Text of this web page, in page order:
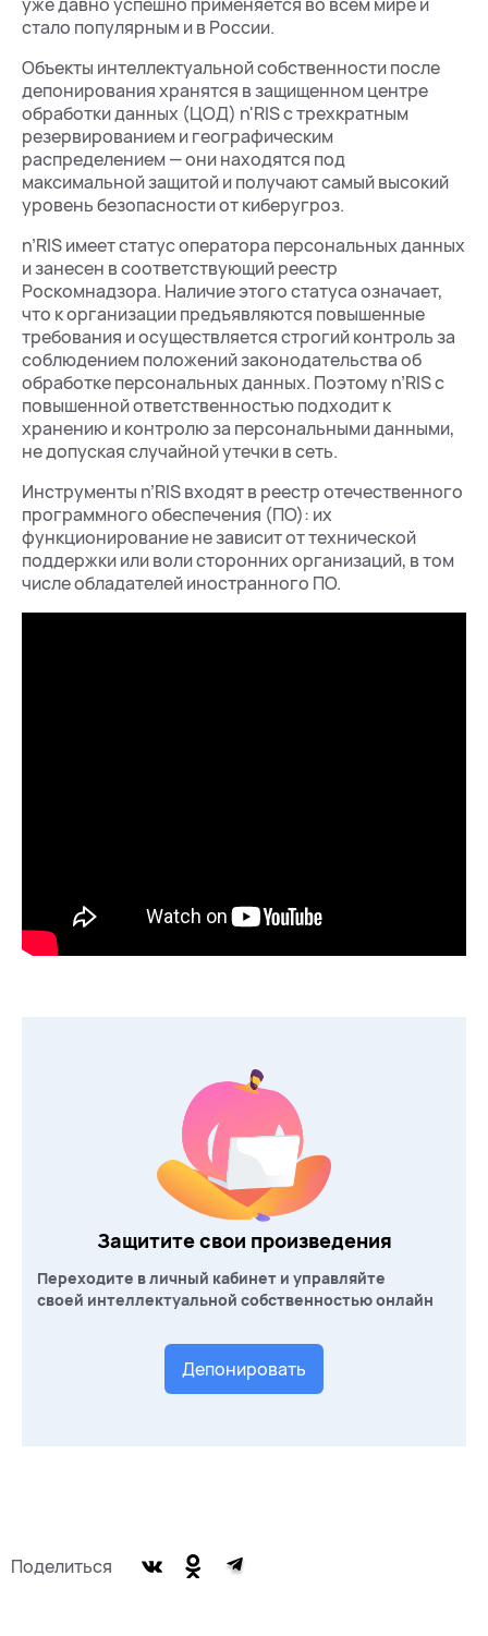
стало популярным и в России.
Объекты интеллектуальной собственности после
депонирования хранятся в защищенном центре
обработки данных (ЦОД) n'RIS с трехкратным
резервированием и географическим
распределением — они находятся под
максимальной защитой и получают самый высокий
уровень безопасности от киберугроз.
n’RIS имеет статус оператора персональных данных
и занесен в соответствующий реестр
Роскомнадзора. Наличие этого статуса означает,
что к организации предъявляются повышенные
требования и осуществляется строгий контроль за
соблюдением положений законодательства об
обработке персональных данных. Поэтому n’RIS с
повышенной ответственностью подходит к
хранению и контролю за персональными данными,
не допуская случайной утечки в сеть.
Инструменты n’RIS входят в реестр отечественного
программного обеспечения (ПО): их
функционирование не зависит от технической
поддержки или воли сторонних организаций, в том
числе обладателей иностранного ПО.
Защитите свои произведения
Переходите в личный кабинет и управляйте
своей интеллектуальной собственностью онлайн
Депонировать
Поделиться